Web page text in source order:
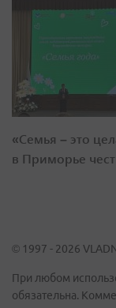
«Семья – это
в Приморье
© 1997 - 2026
При любом
обязательна.